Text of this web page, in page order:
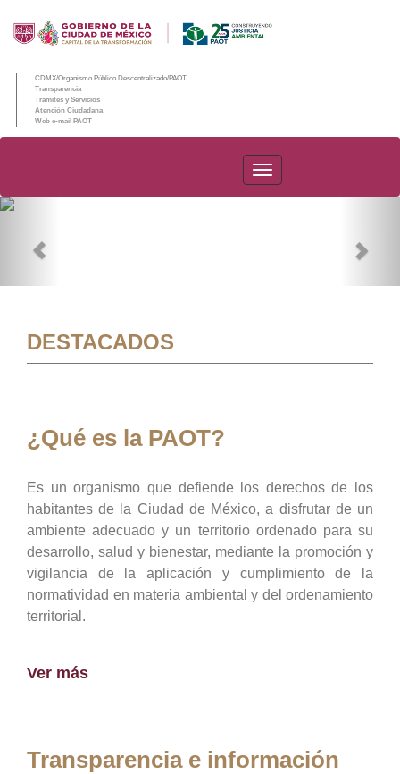
CDMX/Organismo Público Descentralizado/PAOT
Transparencia
Trámites y Servicios
Atención Ciudadana
Web e-mail PAOT
PAOT
DESTACADOS
¿Qué es la PAOT?
Es un organismo que defiende los derechos de los
habitantes de la Ciudad de México, a disfrutar de un
ambiente adecuado y un territorio ordenado para su
desarrollo, salud y bienestar, mediante la promoción y
vigilancia de la aplicación y cumplimiento de la
normatividad en materia ambiental y del ordenamiento
territorial.
Ver más
Transparencia e información